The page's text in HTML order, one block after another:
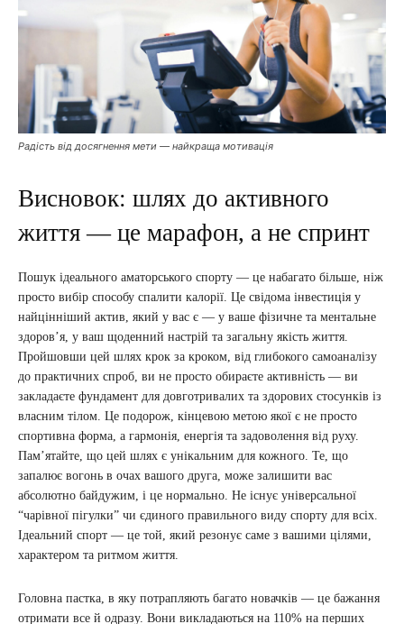
Радість від досягнення мети — найкраща мотивація
Висновок: шлях до активного
життя — це марафон, а не спринт
Пошук ідеального аматорського спорту — це набагато більше, ніж
просто вибір способу спалити калорії. Це свідома інвестиція у
найцінніший актив, який у вас є — у ваше фізичне та ментальне
здоров’я, у ваш щоденний настрій та загальну якість життя.
Пройшовши цей шлях крок за кроком, від глибокого самоаналізу
до практичних спроб, ви не просто обираєте активність — ви
закладаєте фундамент для довготривалих та здорових стосунків із
власним тілом. Це подорож, кінцевою метою якої є не просто
спортивна форма, а гармонія, енергія та задоволення від руху.
Пам’ятайте, що цей шлях є унікальним для кожного. Те, що
запалює вогонь в очах вашого друга, може залишити вас
абсолютно байдужим, і це нормально. Не існує універсальної
“чарівної пігулки” чи єдиного правильного виду спорту для всіх.
Ідеальний спорт — це той, який резонує саме з вашими цілями,
характером та ритмом життя.
Головна пастка, в яку потрапляють багато новачків — це бажання
отримати все й одразу. Вони викладаються на 110% на перших